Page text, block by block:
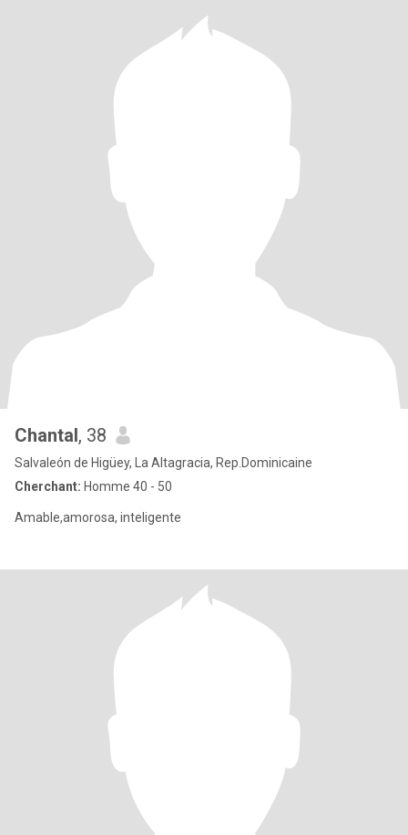
Chantal, 38
Salvaleón de Higüey, La Altagracia, Rep.Dominicaine
Cherchant: Homme 40 - 50
Amable,amorosa, inteligente